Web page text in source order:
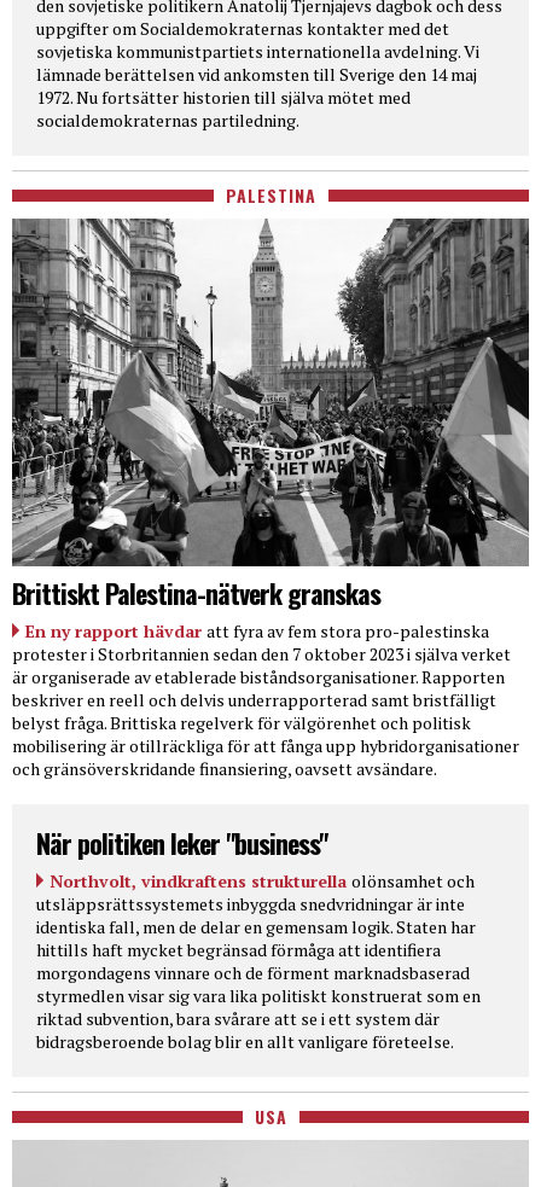
den sovjetiske politikern Anatolij Tjernjajevs dagbok och dess
uppgifter om Socialdemokraternas kontakter med det
sovjetiska kommunistpartiets internationella avdelning. Vi
lämnade berättelsen vid ankomsten till Sverige den 14 maj
1972. Nu fortsätter historien till själva mötet med
socialdemokraternas partiledning.
PALESTINA
Brittiskt Palestina-nätverk granskas
En ny rapport hävdar att fyra av fem stora pro-palestinska
protester i Storbritannien sedan den 7 oktober 2023 i själva verket
är organiserade av etablerade biståndsorganisationer. Rapporten
beskriver en reell och delvis underrapporterad samt bristfälligt
belyst fråga. Brittiska regelverk för välgörenhet och politisk
mobilisering är otillräckliga för att fånga upp hybridorganisationer
och gränsöverskridande finansiering, oavsett avsändare.
När politiken leker "business"
Northvolt, vindkraftens strukturella olönsamhet och
utsläppsrättssystemets inbyggda snedvridningar är inte
identiska fall, men de delar en gemensam logik. Staten har
hittills haft mycket begränsad förmåga att identifiera
morgondagens vinnare och de förment marknadsbaserad
styrmedlen visar sig vara lika politiskt konstruerat som en
riktad subvention, bara svårare att se i ett system där
bidragsberoende bolag blir en allt vanligare företeelse.
USA